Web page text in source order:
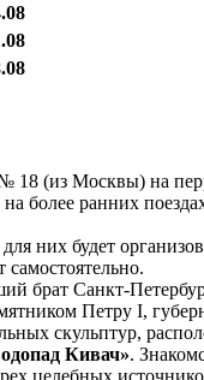
18 (из Москвы) на
ранних поездах
них будет
брат Санкт-
Петру I,
скульптур,
Кивач».
целебных